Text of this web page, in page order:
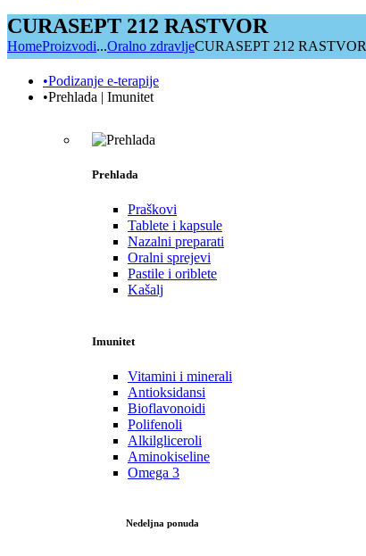
CURASEPT 212 RASTVOR
HomeProizvodi...Oralno zdravljeCURASEPT 212 RASTVOR
•Podizanje e-terapije
•Prehlada | Imunitet
Prehlada
Praškovi
Tablete i kapsule
Nazalni preparati
Oralni sprejevi
Pastile i oriblete
Kašalj
Imunitet
Vitamini i minerali
Antioksidansi
Bioflavonoidi
Polifenoli
Alkilgliceroli
Aminokiseline
Omega 3
Nedeljna ponuda